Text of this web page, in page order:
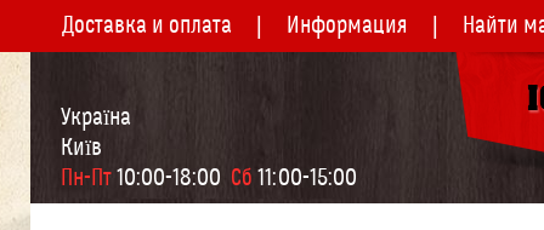
Доставка и оплата Информация Найти
Україна
Київ
Пн-Пт 10:00-18:00 Сб 11:00-15:00